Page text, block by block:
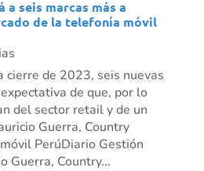
a seis marcas más a
de la telefonía móvil
cierre de 2023, seis nuevas
de que, por lo
del sector retail y de un
Guerra, Country
PerúDiario Gestión
Guerra, Country...